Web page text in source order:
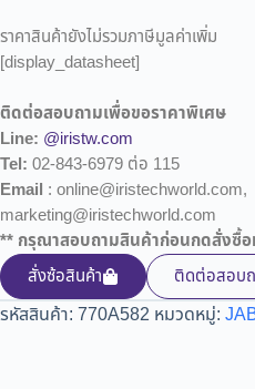
ราคาสินค้ายังไม่รวมภาษีมูลค่าเพิ่ม
[display_datasheet]
ติดต่อสอบถามเพื่อขอราคาพิเศษ
Line: @iristw.com
Tel: 02-843-6979 ต่อ 115
Email : online@iristechworld.com,
marketing@iristechworld.com
** กรุณาสอบถามสินค้าก่อนกดสั่งซื้
สั่งซ้อสินค้า
ติดต่อสอบ
รหัสสินค้า: 770A582 หมวดหมู่: